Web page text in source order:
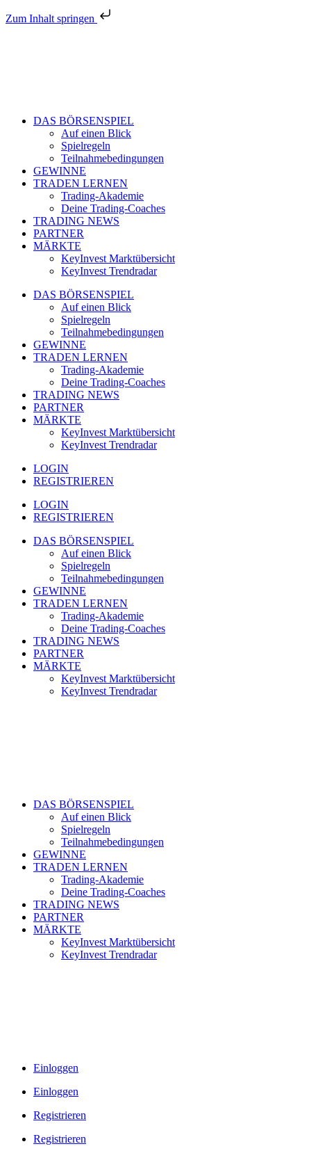
Zum Inhalt springen
DAS BÖRSENSPIEL
Auf einen Blick
Spielregeln
Teilnahmebedingungen
GEWINNE
TRADEN LERNEN
Trading-Akademie
Deine Trading-Coaches
TRADING NEWS
PARTNER
MÄRKTE
KeyInvest Marktübersicht
KeyInvest Trendradar
DAS BÖRSENSPIEL
Auf einen Blick
Spielregeln
Teilnahmebedingungen
GEWINNE
TRADEN LERNEN
Trading-Akademie
Deine Trading-Coaches
TRADING NEWS
PARTNER
MÄRKTE
KeyInvest Marktübersicht
KeyInvest Trendradar
LOGIN
REGISTRIEREN
LOGIN
REGISTRIEREN
DAS BÖRSENSPIEL
Auf einen Blick
Spielregeln
Teilnahmebedingungen
GEWINNE
TRADEN LERNEN
Trading-Akademie
Deine Trading-Coaches
TRADING NEWS
PARTNER
MÄRKTE
KeyInvest Marktübersicht
KeyInvest Trendradar
DAS BÖRSENSPIEL
Auf einen Blick
Spielregeln
Teilnahmebedingungen
GEWINNE
TRADEN LERNEN
Trading-Akademie
Deine Trading-Coaches
TRADING NEWS
PARTNER
MÄRKTE
KeyInvest Marktübersicht
KeyInvest Trendradar
Einloggen
Einloggen
Registrieren
Registrieren